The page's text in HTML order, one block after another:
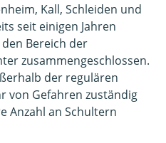
Kall, Schleiden und
seit einigen Jahren
Bereich der
zusammengeschlossen.
der regulären
von Gefahren zuständig
Anzahl an Schultern